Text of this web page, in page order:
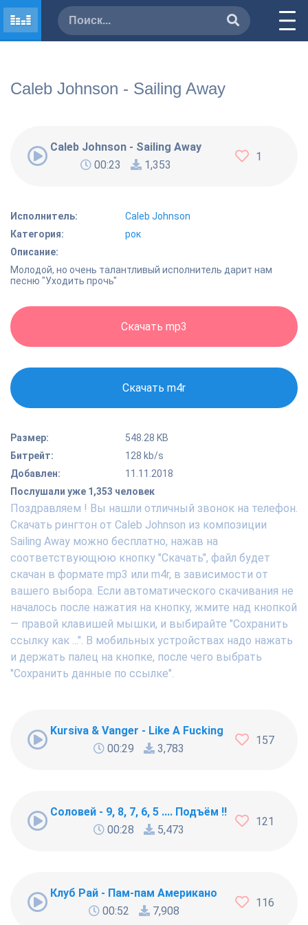
Caleb Johnson - Sailing Away
Caleb Johnson - Sailing Away
00:23
1,353
1
Исполнитель:
Caleb Johnson
Категория:
рок
Описание:
Молодой, но очень талантливый исполнитель дарит нам
песню "Уходить прочь"
Скачать mp3
Скачать m4r
Размер:
548.28 KB
Битрейт:
128 kb/s
Добавлен:
11.11.2018
Послушали уже 1,353 человек
Поздравляем ! Вы нашли отличный звонок на телефон.
Скачать рингтон от Caleb Johnson из композиции
Sailing Away можно бесплатно, нажав на
соответствующюю кнопку "Скачать", файл будет
скачан в формате mp3 или m4r, в зависимости от
вашего выбора. Если автоматического скачивания не
началось после нажатия на кнопку, жмите над кнопкой
— правой клавишей мышки, и выбирайте "Сохранить
ссылку как ...". В мобильных устройствах надо нажать
и держать палец на кнопке, после чего выбрать
"Сохранить данные по ссылке".
Kursiva & Vanger - Like A Fucking Newbie
00:29
3,783
157
Соловей - 9, 8, 7, 6, 5 .... Подъём !!!
00:28
5,473
121
Клуб Рай - Пам-пам Американо
00:52
7,908
116